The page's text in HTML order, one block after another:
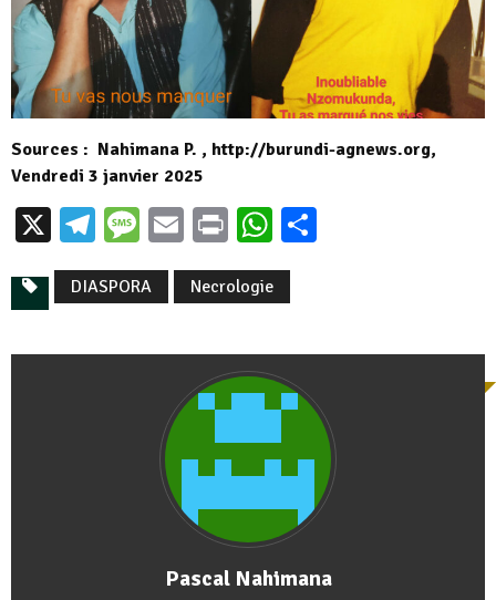
Sources : Nahimana P. , http://burundi-agnews.org,
Vendredi 3 janvier 2025
X Telegram
Message
EmailPrintWhatsApp
DIASPORA Necrologie
Pascal Nahimana